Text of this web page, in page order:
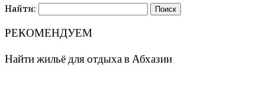
Найти:
РЕКОМЕНДУЕМ
Найти жильё для отдыха в Абхазии